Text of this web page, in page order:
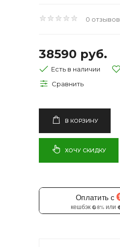
0 отзывов
38590 руб.
Есть в наличии
В КОРЗИНУ
ХОЧУ СКИДКУ